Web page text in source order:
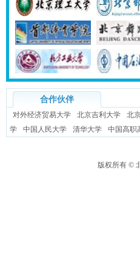
合作伙伴
对外经济贸易大学 北京吉利大学 北
学
中国人民大学 清华大学 中国高职
版权所有 ©